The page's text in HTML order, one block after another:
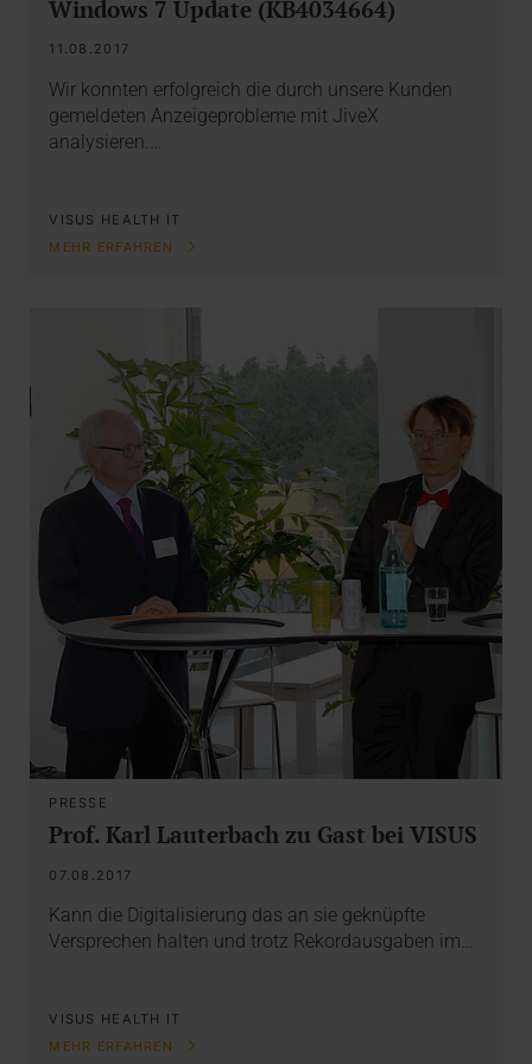
Windows 7 Update (KB4034664)
11.08.2017
Wir konnten erfolgreich die durch unsere Kunden
gemeldeten Anzeigeprobleme mit JiveX
analysieren.…
VISUS HEALTH IT
MEHR ERFAHREN
PRESSE
Prof. Karl Lauterbach zu Gast bei VISUS
07.08.2017
Kann die Digitalisierung das an sie geknüpfte
Versprechen halten und trotz Rekordausgaben im…
VISUS HEALTH IT
MEHR ERFAHREN